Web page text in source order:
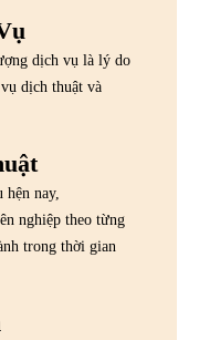
dịch vụ là lý do
dịch thuật và
hện nay,
nghiệp theo từng
trong thời gian